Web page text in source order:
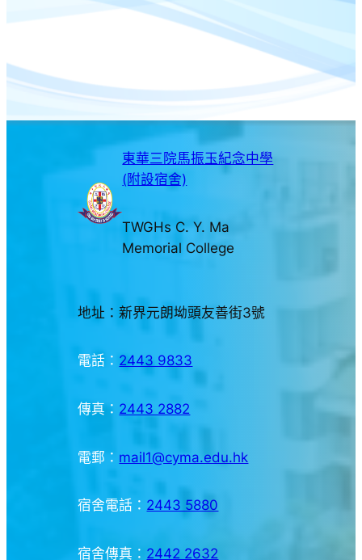
東華三院馬振玉紀念中學
(附設宿舍)
TWGHs C. Y. Ma
Memorial College
地址：新界元朗坳頭友善街3號
電話： 2443 9833
傳真： 2443 2882
電郵： mail1@cyma.edu.hk
宿舍電話： 2443 5880
宿舍傳真： 2442 2632